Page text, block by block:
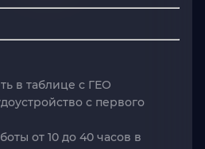
в таблице с ГЕО
с первого
от 10 до 40 часов в